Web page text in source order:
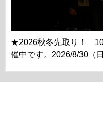
★2026秋冬先取り！
催中です。2026/8/30（